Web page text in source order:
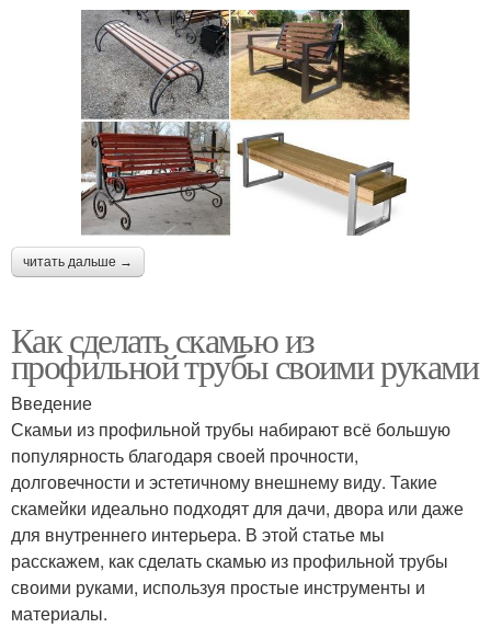
читать дальше →
Как сделать скамью из
профильной трубы своими руками
Введение
Скамьи из профильной трубы набирают всё большую
популярность благодаря своей прочности,
долговечности и эстетичному внешнему виду. Такие
скамейки идеально подходят для дачи, двора или даже
для внутреннего интерьера. В этой статье мы
расскажем, как сделать скамью из профильной трубы
своими руками, используя простые инструменты и
материалы.